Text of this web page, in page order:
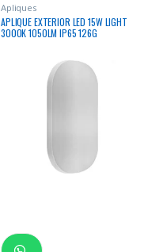
Apliques
APLIQUE EXTERIOR LED 15W LIGHT
3000K 1050LM IP65 126G